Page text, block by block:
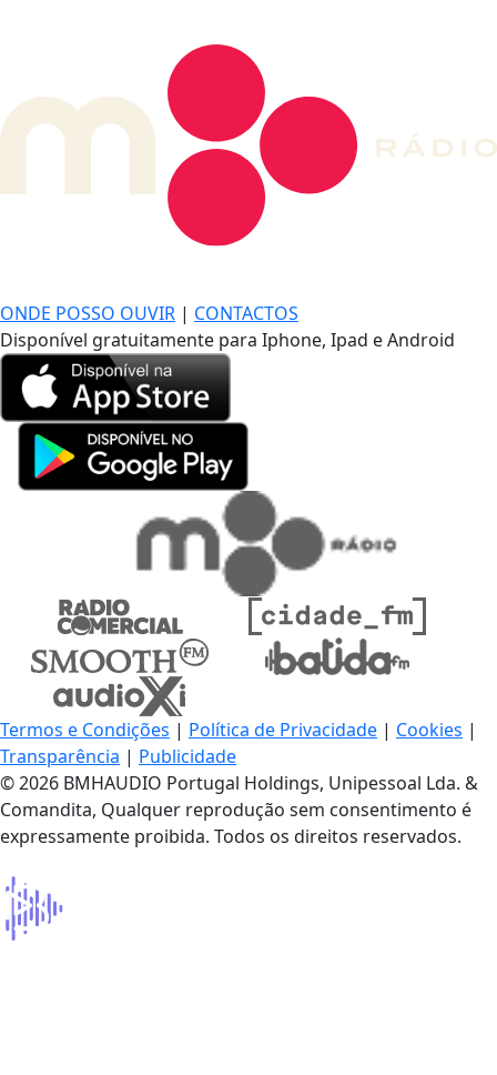
ONDE POSSO OUVIR | CONTACTOS
Disponível gratuitamente para Iphone, Ipad e Android
Termos e Condições | Política de Privacidade | Cookies |
Transparência | Publicidade
© 2026 BMHAUDIO Portugal Holdings, Unipessoal Lda. &
Comandita, Qualquer reprodução sem consentimento é
expressamente proibida. Todos os direitos reservados.